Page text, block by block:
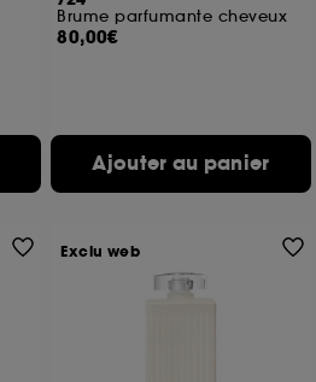
Brume parfumante cheveux
80,00€
Ajouter au panier
Exclu web